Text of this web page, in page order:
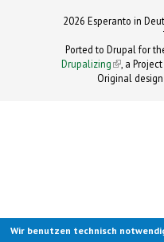
2026 Esperanto in
Ported to Drupal for
Drupalizing(link is
, a
Original
Wir benutzen technisch